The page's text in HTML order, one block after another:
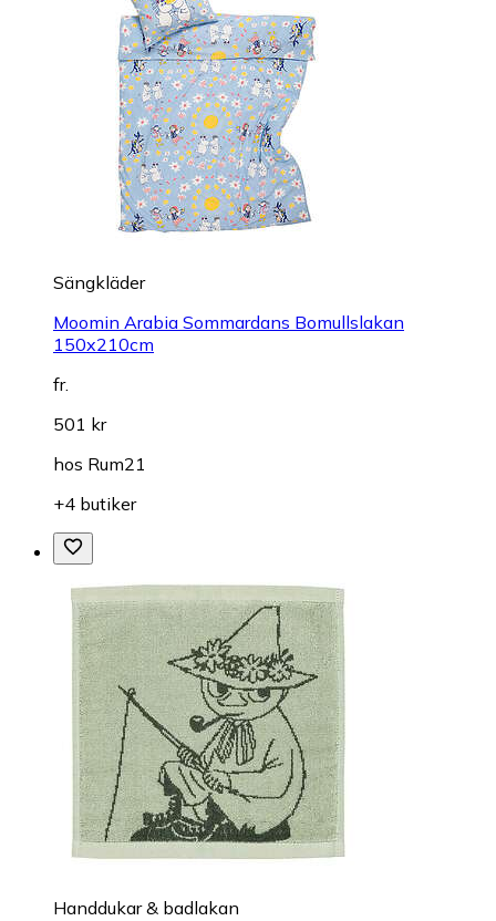
Sängkläder
Moomin Arabia Sommardans Bomullslakan
150x210cm
fr.
501 kr
hos Rum21
+4 butiker
Handdukar & badlakan